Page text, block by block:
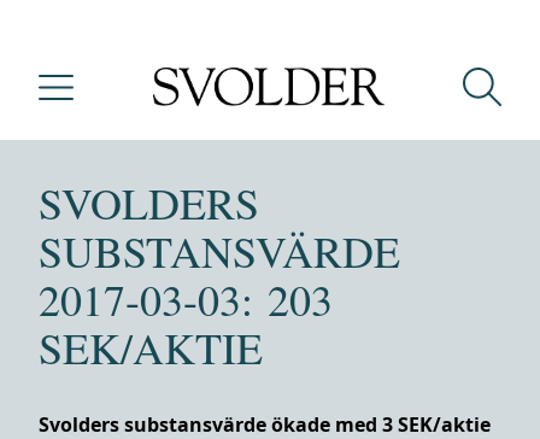
SVOLDERS
SUBSTANSVÄRDE
2017-03-03: 203
SEK/AKTIE
Svolders substansvärde ökade med 3 SEK/aktie